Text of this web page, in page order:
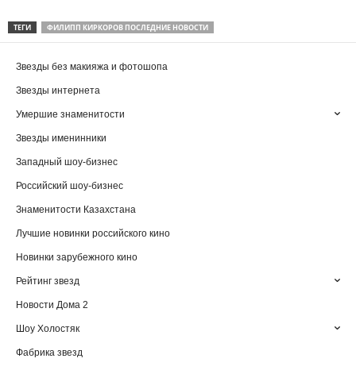
ТЕГИ ФИЛИПП КИРКОРОВ ПОСЛЕДНИЕ НОВОСТИ
Звезды без макияжа и фотошопа
Звезды интернета
Умершие знаменитости
Звезды именинники
Западный шоу-бизнес
Российский шоу-бизнес
Знаменитости Казахстана
Лучшие новинки российского кино
Новинки зарубежного кино
Рейтинг звезд
Новости Дома 2
Шоу Холостяк
Фабрика звезд